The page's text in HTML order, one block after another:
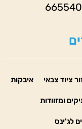
ציוד צבאי איבקות
ומזוודות
לג'ינס